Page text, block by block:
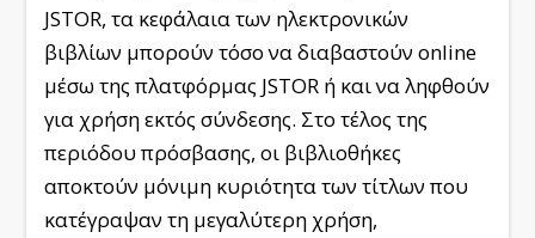
JSTOR, τα κεφάλαια των ηλεκτρονικών
βιβλίων μπορούν τόσο να διαβαστούν online
μέσω της πλατφόρμας JSTOR ή και να ληφθούν
για χρήση εκτός σύνδεσης. Στο τέλος της
περιόδου πρόσβασης, οι βιβλιοθήκες
αποκτούν μόνιμη κυριότητα των τίτλων που
κατέγραψαν τη μεγαλύτερη χρήση,